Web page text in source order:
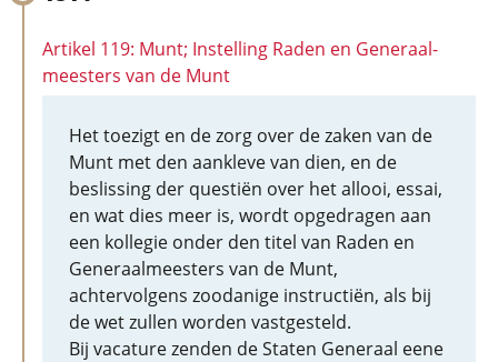
Artikel 119: Munt; Instelling Raden en Generaal-
meesters van de Munt
Het toezigt en de zorg over de zaken van de
Munt met den aankleve van dien, en de
beslissing der questiën over het allooi, essai,
en wat dies meer is, wordt opgedragen aan
een kollegie onder den titel van Raden en
Generaalmeesters van de Munt,
achtervolgens zoodanige instructiën, als bij
de wet zullen worden vastgesteld.
Bij vacature zenden de Staten Generaal eene